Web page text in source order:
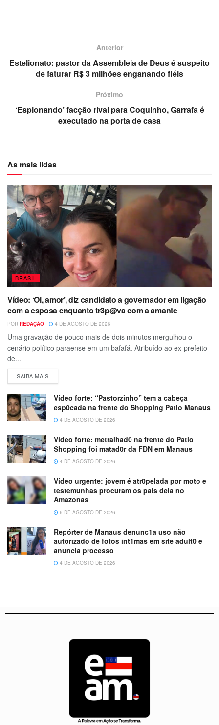
Anterior
Estelionato: pastor da Assembleia de Deus é suspeito
de faturar R$ 3 milhões enganando fiéis
Próximo
‘Espionando’ facção rival para Coquinho, Garrafa é
executado na porta de casa
As mais lidas
BRASIL
Vídeo: ‘Oi, amor’, diz candidato a governador em ligação
com a esposa enquanto tr3p@va com a amante
POR REDAÇÃO 4 DE AGOSTO DE 2026
Uma gravação de pouco mais de dois minutos mergulhou o
cenário político paraense em um bafafá. Atribuído ao ex-prefeito
de...
SAIBA MAIS
Vídeo forte: “Pastorzinho” tem a cabeça
esp0cada na frente do Shopping Patio Manaus
4 DE AGOSTO DE 2026
Vídeo forte: metralhad0 na frente do Patio
Shopping foi matad0r da FDN em Manaus
4 DE AGOSTO DE 2026
Vídeo urgente: jovem é atr0pelada por moto e
testemunhas procuram os pais dela no
Amazonas
6 DE AGOSTO DE 2026
Repórter de Manaus denunc1a uso não
autorizado de fotos ínt1mas em site adult0 e
anuncia processo
4 DE AGOSTO DE 2026